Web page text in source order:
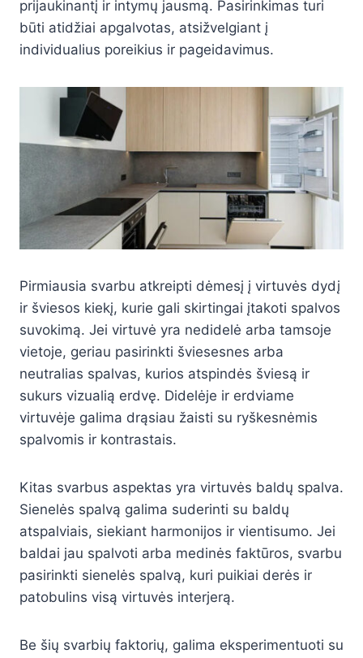
prijaukinantį ir intymų jausmą. Pasirinkimas turi
būti atidžiai apgalvotas, atsižvelgiant į
individualius poreikius ir pageidavimus.
Pirmiausia svarbu atkreipti dėmesį į virtuvės dydį
ir šviesos kiekį, kurie gali skirtingai įtakoti spalvos
suvokimą. Jei virtuvė yra nedidelė arba tamsoje
vietoje, geriau pasirinkti šviesesnes arba
neutralias spalvas, kurios atspindės šviesą ir
sukurs vizualią erdvę. Didelėje ir erdviame
virtuvėje galima drąsiau žaisti su ryškesnėmis
spalvomis ir kontrastais.
Kitas svarbus aspektas yra virtuvės baldų spalva.
Sienelės spalvą galima suderinti su baldų
atspalviais, siekiant harmonijos ir vientisumo. Jei
baldai jau spalvoti arba medinės faktūros, svarbu
pasirinkti sienelės spalvą, kuri puikiai derės ir
patobulins visą virtuvės interjerą.
Be šių svarbių faktorių, galima eksperimentuoti su